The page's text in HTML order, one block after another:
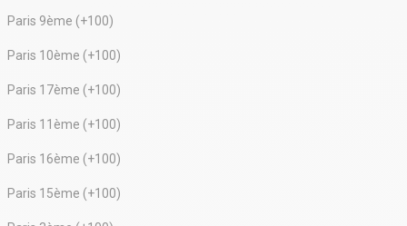
Paris 9ème (+100)
Paris 10ème (+100)
Paris 17ème (+100)
Paris 11ème (+100)
Paris 16ème (+100)
Paris 15ème (+100)